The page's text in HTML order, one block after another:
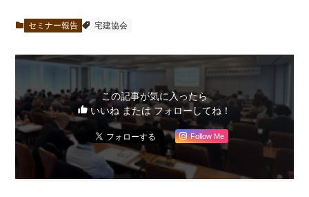
セミナー報告 宅建協会
この記事が気に入ったら
いいね または フォローしてね！
Follow Me